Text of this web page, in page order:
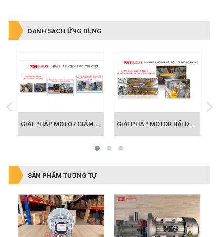
DANH SÁCH ỨNG DỤNG
GIẢI PHÁP MOTOR GIẢM TỐC CHO NGÀNH MÔI TRƯỜNG GIẢI PHÁP MOTOR BÃI ĐẬU XE THÔNG MINH
SẢN PHẨM TƯƠNG TỰ